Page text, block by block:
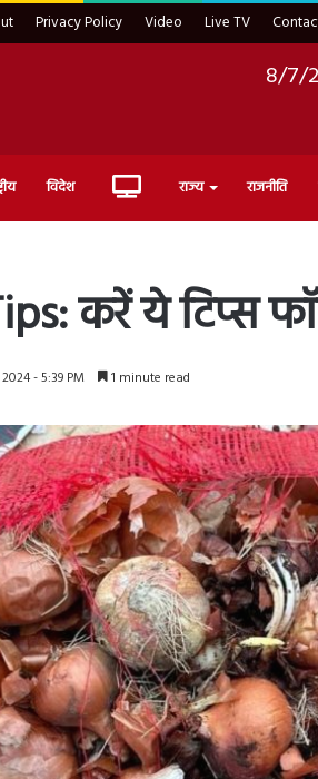
Privacy Policy Video Live TV
8/7/
विदेश Live राज्य राजनीति
करें ये टिप्स
- 5:39 PM 1 minute read